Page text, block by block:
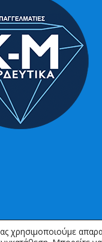
χρησιμοποιούμε